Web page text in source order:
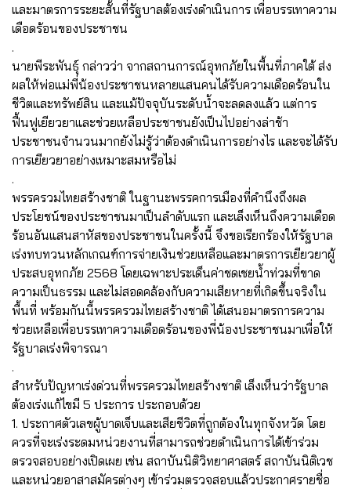
และมาตรการระยะสั้นที่รัฐบาลต้องเร่งดำเนินการ เพื่อบรรเทาความ
เดือดร้อนของประชาชน
.
นายพีระพันธุ์ กล่าวว่า จากสถานการณ์อุทกภัยในพื้นที่ภาคใต้ ส่ง
ผลให้พ่อแม่พี่น้องประชาชนหลายแสนคนได้รับความเดือดร้อนใน
ชีวิตและทรัพย์สิน และแม้ปัจจุบันระดับน้ำจะลดลงแล้ว แต่การ
ฟื้นฟูเยียวยาและช่วยเหลือประชาชนยังเป็นไปอย่างล่าช้า
ประชาชนจำนวนมากยังไม่รู้ว่าต้องดำเนินการอย่างไร และจะได้รับ
การเยียวยาอย่างเหมาะสมหรือไม่
.
พรรครวมไทยสร้างชาติ ในฐานะพรรคการเมืองที่คำนึงถึงผล
ประโยชน์ของประชาชนมาเป็นลำดับแรก และเล็งเห็นถึงความเดือด
ร้อนอันแสนสาหัสของประชาชนในครั้งนี้ จึงขอเรียกร้องให้รัฐบาล
เร่งทบทวนหลักเกณฑ์การจ่ายเงินช่วยเหลือและมาตรการเยียวยาผู้
ประสบอุทกภัย 2568 โดยเฉพาะประเด็นค่าชดเชยน้ำท่วมที่ขาด
ความเป็นธรรม และไม่สอดคล้องกับความเสียหายที่เกิดขึ้นจริงใน
พื้นที่ พร้อมกันนี้พรรครวมไทยสร้างชาติ ได้เสนอมาตรการความ
ช่วยเหลือเพื่อบรรเทาความเดือดร้อนของพี่น้องประชาชนมาเพื่อให้
รัฐบาลเร่งพิจารณา
.
สำหรับปัญหาเร่งด่วนที่พรรครวมไทยสร้างชาติ เล็งเห็นว่ารัฐบาล
ต้องเร่งแก้ไขมี 5 ประการ ประกอบด้วย
1. ประกาศตัวเลขผู้บาดเจ็บและเสียชีวิตที่ถูกต้องในทุกจังหวัด โดย
ควรที่จะเร่งระดมหน่วยงานที่สามารถช่วยดำเนินการได้เข้าร่วม
ตรวจสอบอย่างเปิดเผย เช่น สถาบันนิติวิทยาศาสตร์ สถาบันนิติเวช
และหน่วยอาสาสมัครต่างๆ เข้าร่วมตรวจสอบแล้วประกาศรายชื่อ